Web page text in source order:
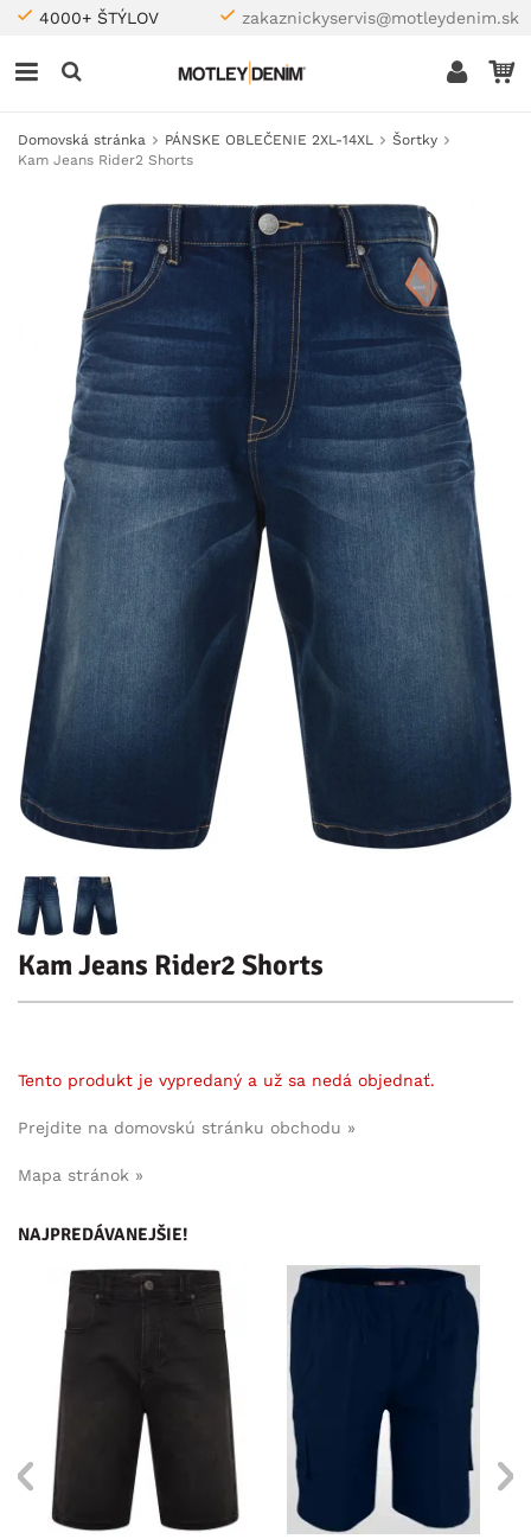
4000+ ŠTÝLOV zakaznickyservis@motleydenim.sk
Domovská stránka PÁNSKE OBLEČENIE 2XL-14XL
Šortky
Kam Jeans Rider2 Shorts
Kam Jeans Rider2 Shorts
Tento produkt je vypredaný a už sa nedá objednať.
Prejdite na domovskú stránku obchodu »
Mapa stránok »
NAJPREDÁVANEJŠIE!